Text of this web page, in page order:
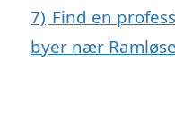
7) Find en
byer nær Ramløse